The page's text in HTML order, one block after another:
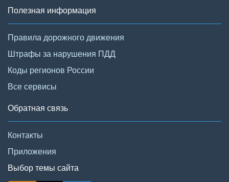
Полезная информация
Правила дорожного движения
Штрафы за нарушения ПДД
Коды регионов России
Все сервисы
Обратная связь
Контакты
Приложения
Выбор темы сайта